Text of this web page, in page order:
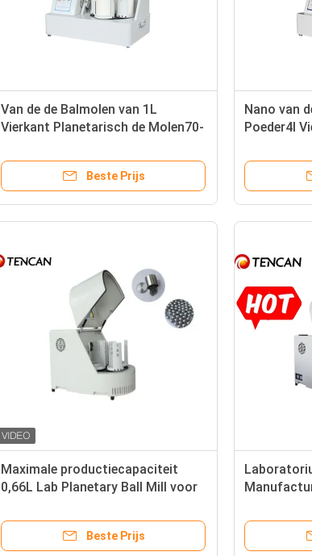
Van de de Balmolen van 1L
Vierkant Planetarisch de Molen70-
geringe geluidssterkte
Beste Prijs
Nano van
Poeder4l
Maximale productiecapaciteit
0,66L Lab Planetary Ball Mill voor
Beste Prijs
micron